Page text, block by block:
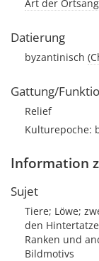
Art der
Datierung
byzantinisch
Gattung/
Relief
Kulturepoche:
Information
Sujet
Tiere; Löwe;
den
Ranken und
Bildmotivs